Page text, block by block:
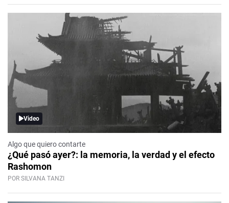
Video
Algo que quiero contarte
¿Qué pasó ayer?: la memoria, la verdad y el efecto
Rashomon
POR SILVANA TANZI